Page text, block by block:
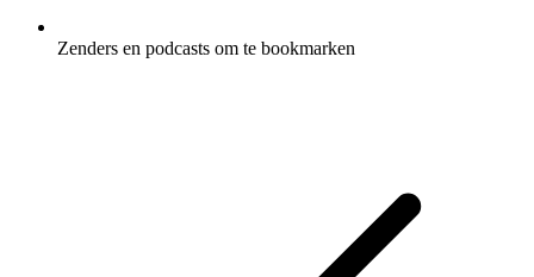
Zenders en podcasts om te bookmarken